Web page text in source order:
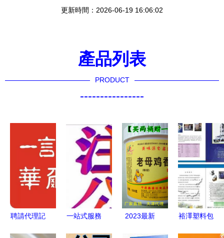
更新時間：2026-06-19 16:06:02
產品列表
PRODUCT
----------------
聘請代理記
一站式服務
2023最新
裕澤塑料包